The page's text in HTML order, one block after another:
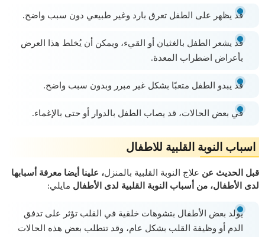
قد يظهر على الطفل تعرق بارد وغير طبيعي دون سبب واضح.
قد يشعر الطفل بالغثيان أو القيء، ويمكن أن يُخلط هذا العرض
بأعراض اضطراب المعدة.
قد يبدو الطفل متعبًا بشكل غير مبرر وبدون سبب واضح.
في بعض الحالات، قد يصاب الطفل بالدوار أو حتى بالإغماء.
اسباب النوبة القلبية للاطفال
قبل الحديث عن علاج النوبة القلبية بالمنزل، علينا أيضا معرفة أسبابها
لدى الأطفال، من أسباب النوبة القلبية لدى الأطفال مايلي:
يولد بعض الأطفال بتشوهات خلقية في القلب تؤثر على تدفق
الدم أو وظيفة القلب بشكل عام، وقد تتطلب بعض هذه الحالات